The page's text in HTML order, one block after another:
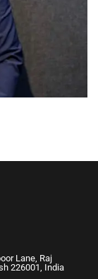
Lane, Raj
226001, India